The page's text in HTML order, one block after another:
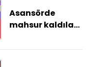
Asansörde
mahsur kaldılar,
hastanelik